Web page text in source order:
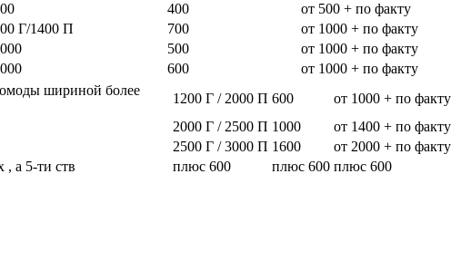
400
от 500 + по факту
Г/1400 П 700
от 1000 + по факту
500
от 1000 + по факту
600 от 1000 + по факту
шириной более
1200 Г / 2000 П 600
от 1000 + по факту
2000 Г / 2500 П 1000
от 1400 + по факту
2500 Г / 3000 П 1600
от 2000 + по факту
а 5-ти ств
плюс 600 плюс 600 плюс 600